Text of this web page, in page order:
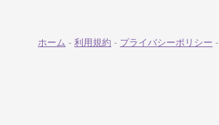
ホーム - 利用規約 - プライバシーポリシー -